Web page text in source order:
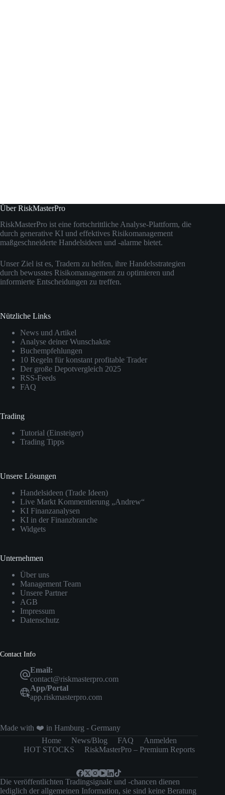
Über RiskMasterPro
RiskMasterPro ist eine fortschrittliche Analyse-Plattform, die
durch generative KI und effektives Risikomanagement
maßgeschneiderte Handelsideen und -alarme bietet.
Unser Ziel ist es, Tradern zu helfen, ihre Handelsstrategien
durch bewusstes Risikomanagement zu optimieren und
informierte Entscheidungen zu treffen.
Nützliche Links
News und Artikel
Analyse deiner Wunschaktie
Buchempfehlungen
10 Regeln für konstant profitable Trader
Der große Depotvergleich 2025
RSS-Feeds
FAQ
Trading
Tutorial (Einsteiger)
Trading Tipps
Unsere Lösungen
Handelsideen (Trade Ideen)
Live Markt Kommentierung „Andrew“
KI Finanzanalysen
KI in der Finanzbranche
Widgets
Unternehmen
Über uns
Management Team
Unsere Partner
AGB
Impressum
Datenschutz
Contact Info
Email:
contact@riskmasterpro.com
App/Portal
app.riskmasterpro.com
Made with ❤️ in Hamburg - Germany
Home
News/Blog FAQ
Anmelden
HOT STOCKS
RiskMasterPro – Premium Reports
Die veröffentlichten Tradingsignale und -chancen dienen
lediglich der allgemeinen Information, sie sind keine Beratung